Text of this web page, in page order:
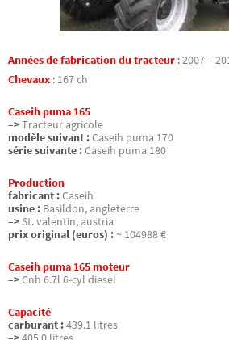
Années de fabrication du tracteur :2007 –
Chevaux : 167 ch
Caseih puma 165
–>Tracteur agricole
modèle suivant :Caseih puma 170
série suivante :Caseih puma 180
Production
fabricant :Caseih
usine : Basildon, angleterre
–> St. valentin, austria
prix original (euros) : ~ 104988 €
Caseih puma 165 moteur
–>Cnh 6.7l 6-cyl diesel
Capacité
carburant :439.1 litres